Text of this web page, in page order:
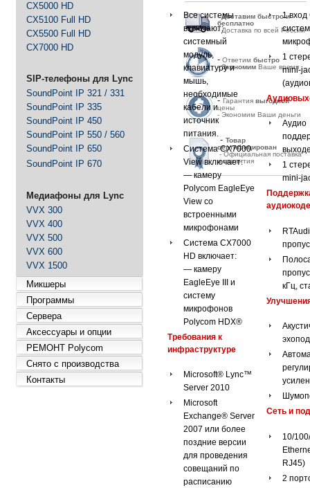
CX5000 HD
CX5100 Full HD
CX5500 Full HD
CX7000 HD
SIP-телефоны для Lync
SoundPoint IP 321 / 331
SoundPoint IP 335
SoundPoint IP 450
SoundPoint IP 550 / 560
SoundPoint IP 650
SoundPoint IP 670
Медиафоны для Lync
VVX 300
VVX 400
VVX 500
VVX 600
VVX 1500
Микшеры
Программы
Сервера
Аксессуары и опции
РЕМОНТ Polycom
Снято с производства
Контакты
-Доставим быстро и
бесплатно
- Доставка по всей России
- Ответим быстро
-Экономим Ваше время
-Гарантия выгодной
цены
- Экономим Ваши деньги
- Товар
сертифицирован
- Официальная поставка
и гарантия
Все системы
включают:
системный
модуль,
клавиатуру и
мышь,
необходимые
кабели и
источник
питания.
Система CX7000
View включает:
— камеру
Polycom EagleEye
View со
встроенными
микрофонами
Система CX7000
HD включает:
— камеру
EagleEye III и
систему
микрофонов
Polycom HDX®
Требования к
инфраструктуре
Microsoft® Lync™
Server 2010
Microsoft
Exchange® Server
2007 или более
поздние версии
для проведения
совещаний по
расписанию
1 вход
1
mini-
Аудио
1
mini-
кГц,
Сеть и
10/
RJ45)
2